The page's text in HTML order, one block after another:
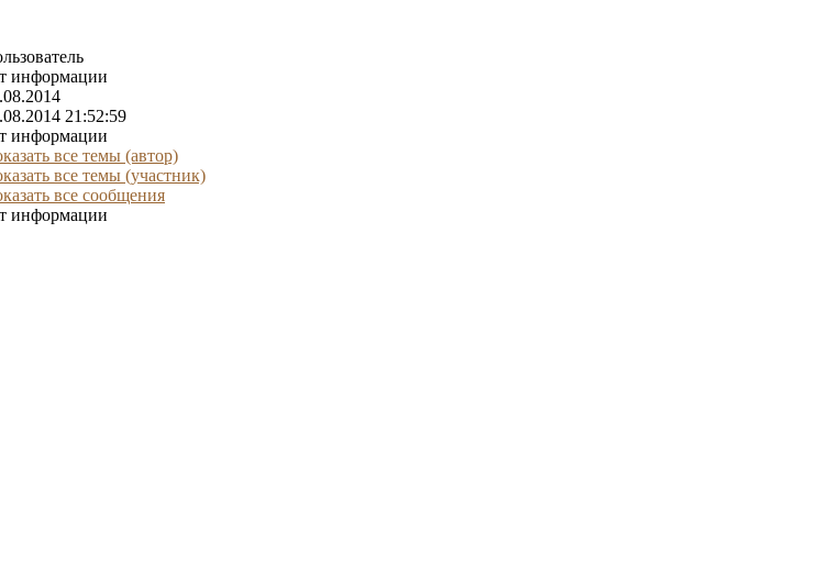
информации
21:52:59
информации
все темы (автор)
все темы (участник)
все сообщения
информации